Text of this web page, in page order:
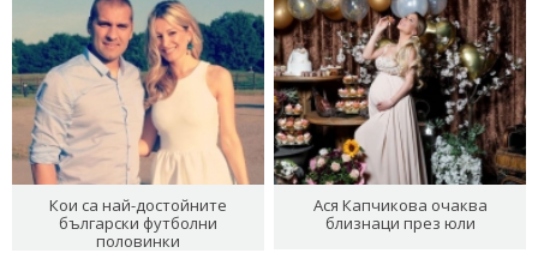
Кои са най-достойните
български футболни
половинки
Ася Капчикова очаква
близнаци през юли